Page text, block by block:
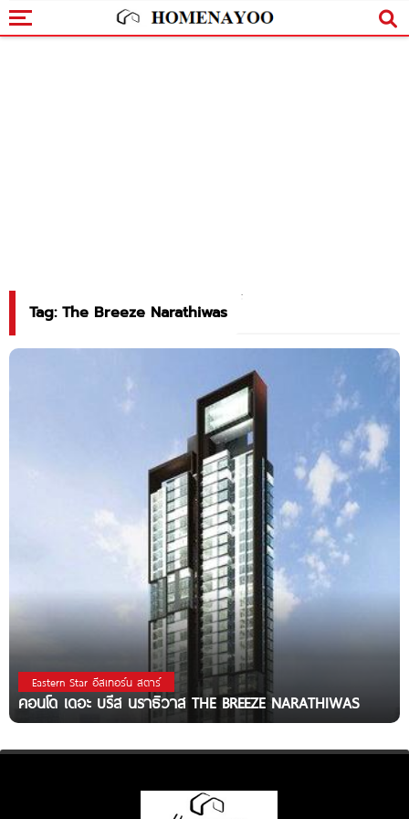
Tag: The Breeze Narathiwas
Eastern Star อีสเทอร์น สตาร์
คอนโด เดอะ บรีส นราธิวาส THE BREEZE NARATHIWAS